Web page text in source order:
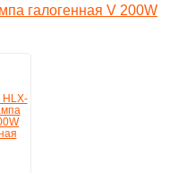
галогенная V 200W